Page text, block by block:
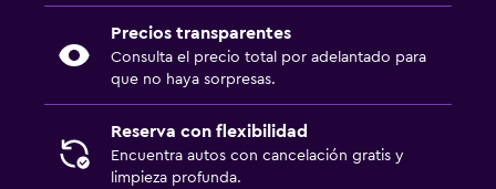
Precios transparentes
Consulta el precio total por adelantado para
que no haya sorpresas.
Reserva con flexibilidad
Encuentra autos con cancelación gratis y
limpieza profunda.